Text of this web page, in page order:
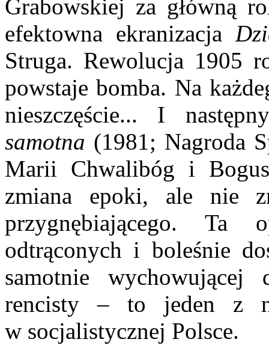
Grabowskiej za główną
efektowna ekranizacja
Struga. Rewolucja 1905
powstaje bomba. Na
nieszczęście... I
samotna (1981; Nagroda
Marii Chwalibóg i
zmiana epoki, ale nie
przygnębiającego. Ta
odtrąconych i boleśnie
samotnie
rencisty – to jeden z
w socjalistycznej Polsce.